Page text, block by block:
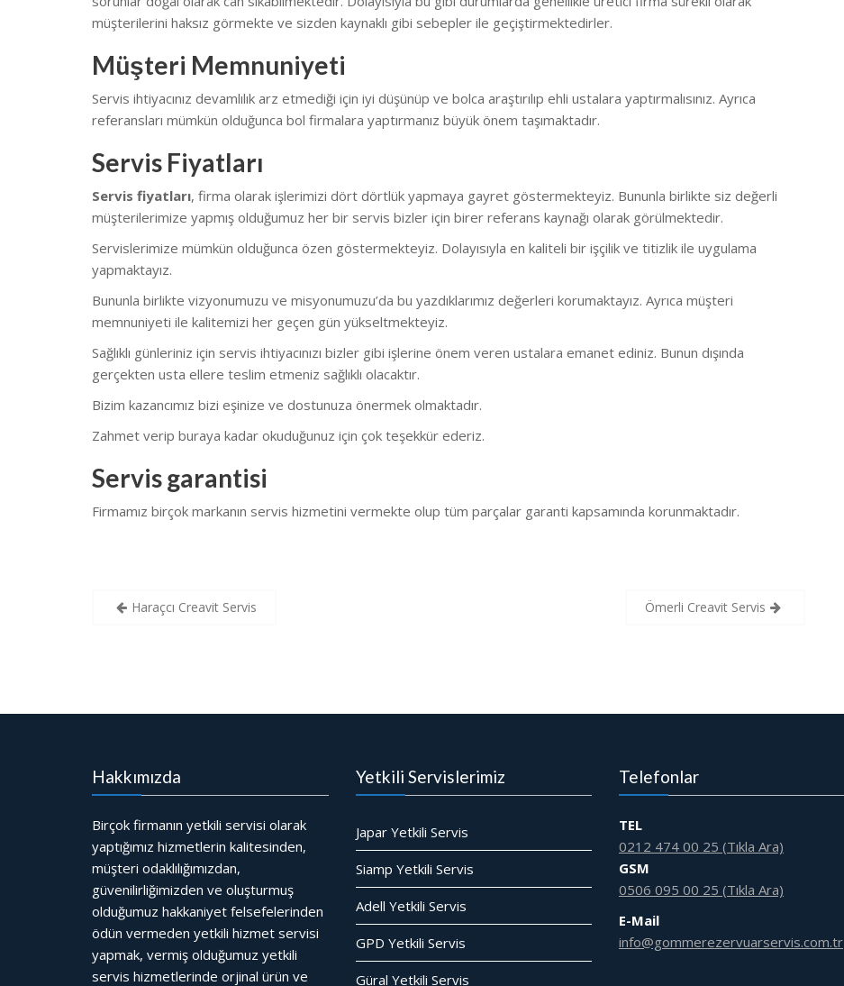
müşterilerini haksız görmekte ve sizden kaynaklı gibi sebepler ile geçiştirmektedirler.
Müşteri Memnuniyeti
Servis ihtiyacınız devamlılık arz etmediği için iyi düşünüp ve bolca araştırılıp ehli ustalara yaptırmalısınız. Ayrıca
referansları mümkün olduğunca bol firmalara yaptırmanız büyük önem taşımaktadır.
Servis Fiyatları
Servis fiyatları, firma olarak işlerimizi dört dörtlük yapmaya gayret göstermekteyiz. Bununla birlikte siz değerli
müşterilerimize yapmış olduğumuz her bir servis bizler için birer referans kaynağı olarak görülmektedir.
Servislerimize mümkün olduğunca özen göstermekteyiz. Dolayısıyla en kaliteli bir işçilik ve titizlik ile uygulama
yapmaktayız.
Bununla birlikte vizyonumuzu ve misyonumuzu’da bu yazdıklarımız değerleri korumaktayız. Ayrıca müşteri
memnuniyeti ile kalitemizi her geçen gün yükseltmekteyiz.
Sağlıklı günleriniz için servis ihtiyacınızı bizler gibi işlerine önem veren ustalara emanet ediniz. Bunun dışında
gerçekten usta ellere teslim etmeniz sağlıklı olacaktır.
Bizim kazancımız bizi eşinize ve dostunuza önermek olmaktadır.
Zahmet verip buraya kadar okuduğunuz için çok teşekkür ederiz.
Servis garantisi
Firmamız birçok markanın servis hizmetini vermekte olup tüm parçalar garanti kapsamında korunmaktadır.
YazıHaraçcı Creavit Servis Ömerli Creavit Servis
Hakkımızda
Birçok firmanın yetkili servisi olarak
yaptığımız hizmetlerin kalitesinden,
müşteri odaklılığımızdan,
güvenilirliğimizden ve oluşturmuş
olduğumuz hakkaniyet felsefelerinden
ödün vermeden yetkili hizmet servisi
yapmak, vermiş olduğumuz yetkili
servis hizmetlerinde orjinal ürün ve
Yetkili Servislerimiz
Japar Yetkili Servis
Siamp Yetkili Servis
Adell Yetkili Servis
GPD Yetkili Servis
Güral Yetkili Servis
Telefonlar
TEL
0212 474 00 25 (Tıkla Ara)
GSM
0506 095 00 25 (Tıkla Ara)
E-Mail
info@gommerezervuarservis.com.tr